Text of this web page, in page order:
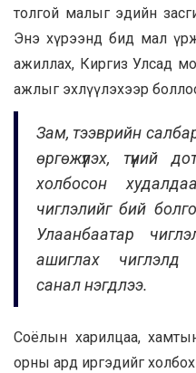
толгой малыг эдийн
Энэ хүрээнд бид мал
ажиллах, Киргиз Улсад
ажлыг эхлүүлэхээр
Зам, тээврийн
өргөжүүлэх, түүний
холбосон
чиглэлийг бий
Улаанбаатар
ашиглах чиглэлд
санал нэгдлээ.
Соёлын харилцаа,
орны ард иргэдийг холбох